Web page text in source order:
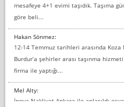
mesafeye 4+1 evimi taşıdık. Taşıma
göre beli...
Hakan Sönmez:
12-14 Temmuz tarihleri arasında
Burdur’a şehirler arası taşınma
firma ile yaptığı...
Mel Alty:
İnova Nakliyat Ankara ile anlaşıldı